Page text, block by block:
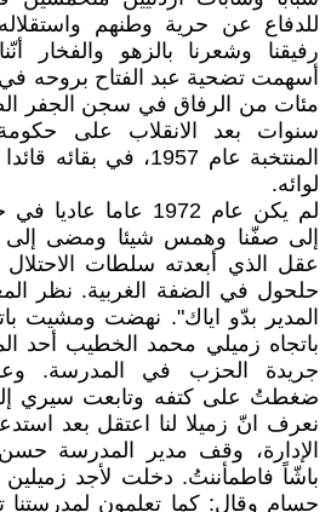
للدفاع عن حرية وطنهم
رفيقنا وشعرنا بالزهو والفخار
أسهمت تضحية عبد الفتاح بروحه
مئات من الرفاق في سجن الجفر
سنوات بعد الانقلاب على
المنتخبة عام 1957، في
لوائه.
لم يكن عام 1972 عاما
إلى صفّنا وهمس شيئا ومضى إلى
عقل الذي أبعدته سلطات
حلحول في الضفة الغربية. نظر
المدير بدّو اياك". نهضت ومشيت
باتجاه زميلي محمد الخطيب أحد
جريدة الحزب في المدرسة.
ضغطتُ على كتفه وتابعت سيري إلى
نعرف انّ زميلا لنا اعتقل بعد
الإدارة، وقف مدير المدرسة
باشّاً فاطمأننتُ. دخلت لأجد
حسام وقال: كما تعلمون لمدرستنا